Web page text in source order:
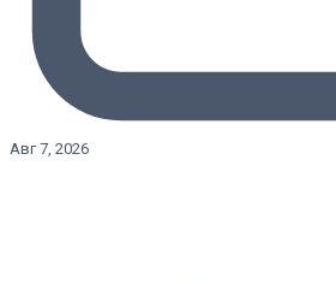
Авг 7, 2026